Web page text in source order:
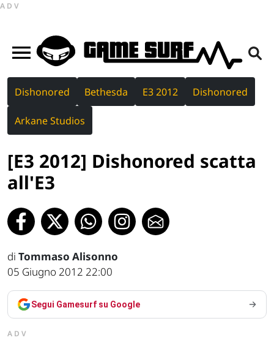
ADV
Dishonored Bethesda E3 2012 Dishonored
Arkane Studios
[E3 2012] Dishonored scatta
all'E3
di Tommaso Alisonno
05 Giugno 2012 22:00
Segui Gamesurf su Google
ADV